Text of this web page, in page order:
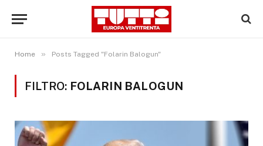
Home » Posts Tagged "Folarin Balogun"
FILTRO: FOLARIN BALOGUN